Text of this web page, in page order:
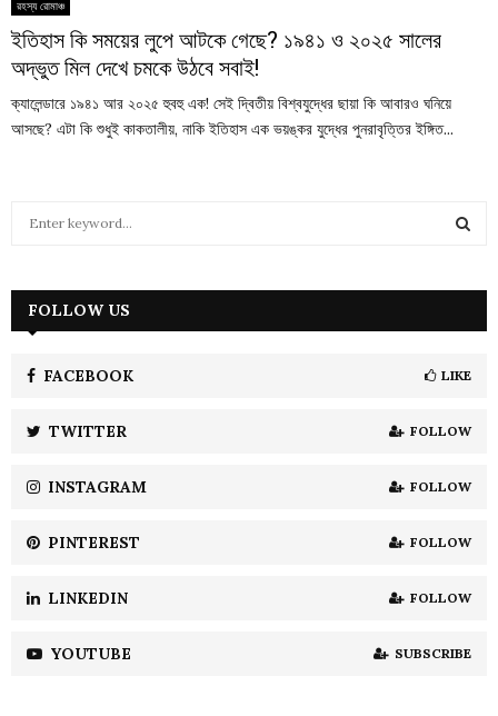
রহস্য রোমাঞ্চ
ইতিহাস কি সময়ের লুপে আটকে গেছে? ১৯৪১ ও ২০২৫ সালের
অদ্ভুত মিল দেখে চমকে উঠবে সবাই!
ক্যালেন্ডারে ১৯৪১ আর ২০২৫ হুবহু এক! সেই দ্বিতীয় বিশ্বযুদ্ধের ছায়া কি আবারও ঘনিয়ে
আসছে? এটা কি শুধুই কাকতালীয়, নাকি ইতিহাস এক ভয়ঙ্কর যুদ্ধের পুনরাবৃত্তির ইঙ্গিত...
h
H
FOLLOW US
FACEBOOK LIKE
TWITTER FOLLOW
INSTAGRAM FOLLOW
PINTEREST FOLLOW
LINKEDIN FOLLOW
YOUTUBE SUBSCRIBE